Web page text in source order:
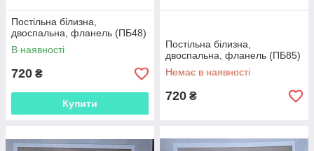
Постільна білизна,
двоспальна, фланель (ПБ48)
В наявності
720 ₴
Купити
Постільна білизна,
двоспальна, фланель (ПБ85)
Немає в наявності
720 ₴